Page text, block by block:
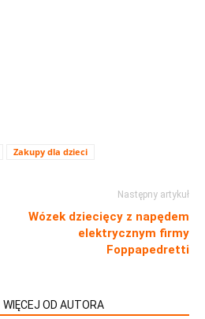
Zakupy dla dzieci
Następny artykuł
Wózek dziecięcy z napędem
elektrycznym firmy
Foppapedretti
WIĘCEJ OD AUTORA